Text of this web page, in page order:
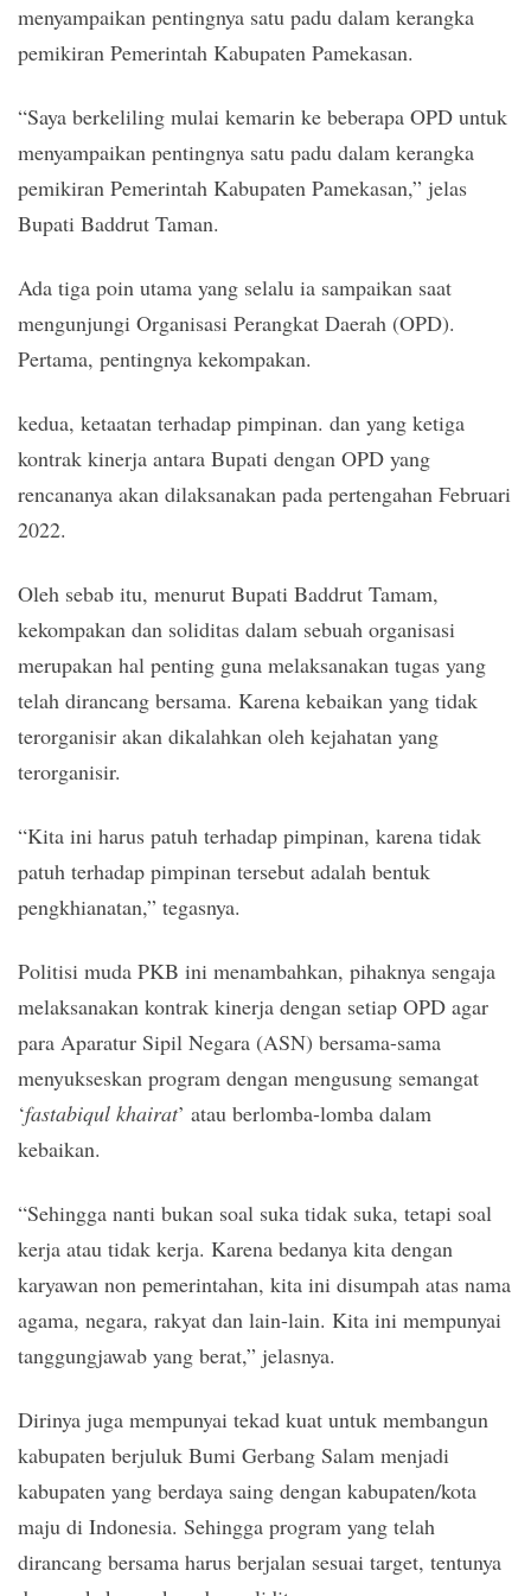
menyampaikan pentingnya satu padu dalam kerangka
pemikiran Pemerintah Kabupaten Pamekasan.
“Saya berkeliling mulai kemarin ke beberapa OPD untuk
menyampaikan pentingnya satu padu dalam kerangka
pemikiran Pemerintah Kabupaten Pamekasan,” jelas
Bupati Baddrut Taman.
Ada tiga poin utama yang selalu ia sampaikan saat
mengunjungi Organisasi Perangkat Daerah (OPD).
Pertama, pentingnya kekompakan.
kedua, ketaatan terhadap pimpinan. dan yang ketiga
kontrak kinerja antara Bupati dengan OPD yang
rencananya akan dilaksanakan pada pertengahan Februari
2022.
Oleh sebab itu, menurut Bupati Baddrut Tamam,
kekompakan dan soliditas dalam sebuah organisasi
merupakan hal penting guna melaksanakan tugas yang
telah dirancang bersama. Karena kebaikan yang tidak
terorganisir akan dikalahkan oleh kejahatan yang
terorganisir.
“Kita ini harus patuh terhadap pimpinan, karena tidak
patuh terhadap pimpinan tersebut adalah bentuk
pengkhianatan,” tegasnya.
Politisi muda PKB ini menambahkan, pihaknya sengaja
melaksanakan kontrak kinerja dengan setiap OPD agar
para Aparatur Sipil Negara (ASN) bersama-sama
menyukseskan program dengan mengusung semangat
‘fastabiqul khairat’ atau berlomba-lomba dalam
kebaikan.
“Sehingga nanti bukan soal suka tidak suka, tetapi soal
kerja atau tidak kerja. Karena bedanya kita dengan
karyawan non pemerintahan, kita ini disumpah atas nama
agama, negara, rakyat dan lain-lain. Kita ini mempunyai
tanggungjawab yang berat,” jelasnya.
Dirinya juga mempunyai tekad kuat untuk membangun
kabupaten berjuluk Bumi Gerbang Salam menjadi
kabupaten yang berdaya saing dengan kabupaten/kota
maju di Indonesia. Sehingga program yang telah
dirancang bersama harus berjalan sesuai target, tentunya